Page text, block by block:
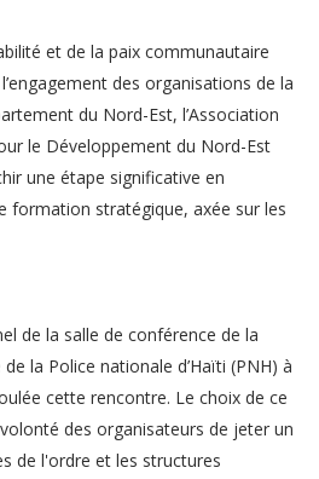
et de la paix communautaire
des organisations de la
du Nord-Est, l’Association
le Développement du Nord-Est
une étape significative en
formation stratégique, axée sur les
de la salle de conférence de la
la Police nationale d’Haïti (PNH) à
cette rencontre. Le choix de ce
des organisateurs de jeter un
de l'ordre et les structures